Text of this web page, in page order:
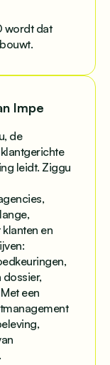
wordt dat
Impe
de
leidt. Ziggu
en
een